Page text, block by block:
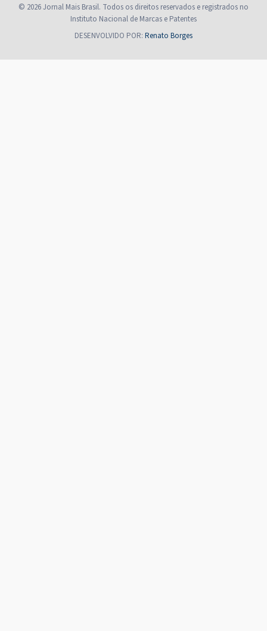
© 2026 Jornal Mais Brasil. Todos os direitos reservados e registrados no
Instituto Nacional de Marcas e Patentes
DESENVOLVIDO POR: Renato Borges